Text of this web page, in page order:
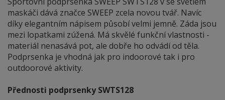
maskáči dává značce SWEEP zcela novou tvář. Navíc
díky elegantním nápisem působí velmi jemně. Záda jsou
mezi lopatkami zúžená. Má skvělé funkční vlastnosti -
materiál nenasává pot, ale dobře ho odvádí od těla.
Podprsenka je vhodná jak pro indoorové tak i pro
outdoorové aktivity.
Přednosti podprsenky SWTS128